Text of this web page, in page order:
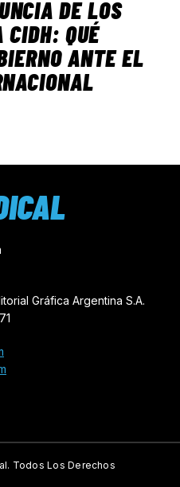
DE LOS
CIDH: QUÉ
ANTE EL
Gráfica Argentina S.A.
Todos Los Derechos